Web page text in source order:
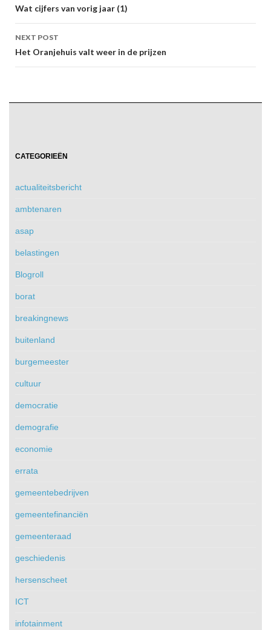
navigation
Wat cijfers van vorig jaar (1)
NEXT POST
Het Oranjehuis valt weer in de prijzen
CATEGORIEËN
actualiteitsbericht
ambtenaren
asap
belastingen
Blogroll
borat
breakingnews
buitenland
burgemeester
cultuur
democratie
demografie
economie
errata
gemeentebedrijven
gemeentefinanciën
gemeenteraad
geschiedenis
hersenscheet
ICT
infotainment